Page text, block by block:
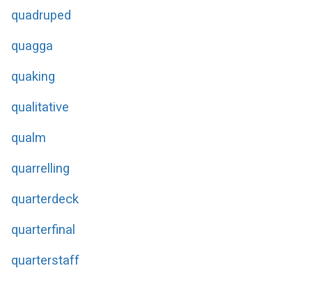
quadruped
quagga
quaking
qualitative
qualm
quarrelling
quarterdeck
quarterfinal
quarterstaff